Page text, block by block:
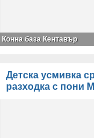
Конна база Кентавър
Детска усмивка
разходка с пони